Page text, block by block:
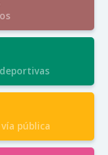
pública